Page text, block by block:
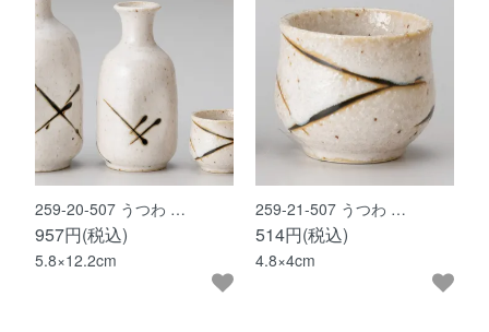
259-20-507 うつわ …
957円(税込)
5.8×12.2cm
259-21-507 うつわ …
514円(税込)
4.8×4cm